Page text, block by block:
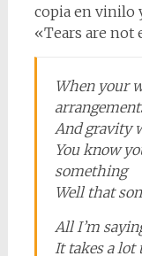
copia en vinilo
«Tears are not
When your
And gravity
You know
something
Well that
All I’m
It takes a lot